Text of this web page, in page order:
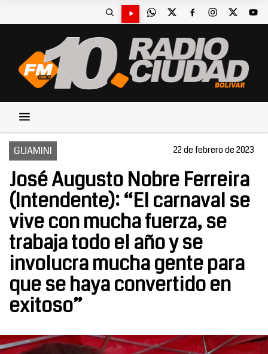
GUAMINI 22 de febrero de 2023
José Augusto Nobre Ferreira
(Intendente): “El carnaval se
vive con mucha fuerza, se
trabaja todo el año y se
involucra mucha gente para
que se haya convertido en
exitoso”